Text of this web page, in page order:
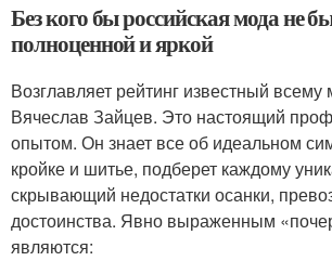
Без кого бы российская мода не
полноценной и яркой
Возглавляет рейтинг известный
Вячеслав Зайцев. Это настоящий
опытом. Он знает все об идеальном
кройке и шитье, подберет каждому
скрывающий недостатки осанки,
достоинства. Явно выраженным
являются: